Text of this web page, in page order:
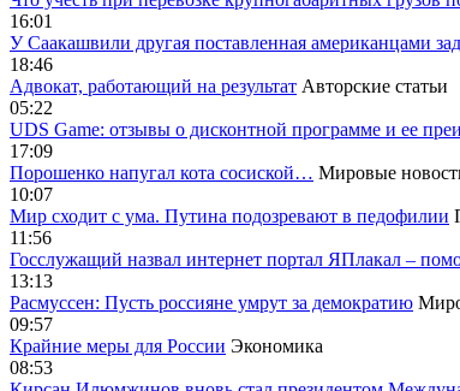
16:01
У Саакашвили другая поставленная американцами
18:46
Адвокат, работающий на результат Авторские статьи
05:22
UDS Game: отзывы о дисконтной программе и ее
17:09
Порошенко напугал кота сосиской… Мировые
10:07
Мир сходит с ума. Путина подозревают в педофилии
11:56
Госслужащий назвал интернет портал ЯПлакал –
13:13
Расмуссен: Пусть россияне умрут за демократию
09:57
Крайние меры для России Экономика
08:53